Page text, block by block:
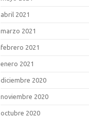
abril 2021
marzo 2021
febrero 2021
enero 2021
diciembre 2020
noviembre 2020
octubre 2020